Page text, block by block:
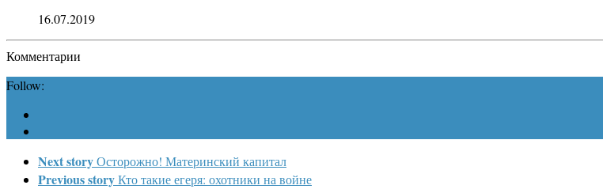
16.07.2019
Комментарии
Follow:
Next storyОсторожно! Материнский капитал
Previous storyКто такие егеря: охотники на войне